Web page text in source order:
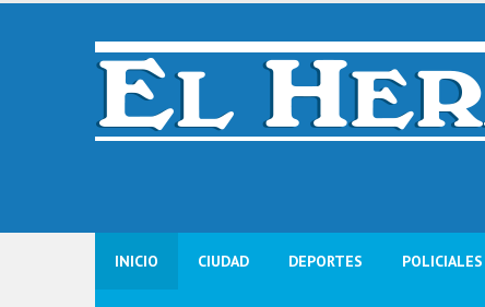
Skip
INICIO CIUDAD DEPORTES POLICIALES